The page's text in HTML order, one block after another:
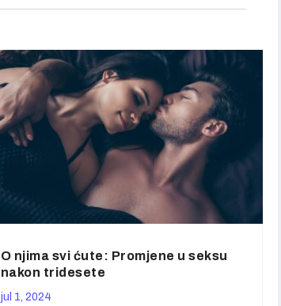
O njima svi ćute: Promjene u seksu
nakon tridesete
jul 1, 2024